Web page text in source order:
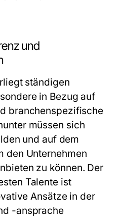
und
ständigen
in Bezug auf
branchenspezifische
müssen sich
und auf dem
den Unternehmen
zu können. Der
Talente ist
Ansätze in der
-ansprache